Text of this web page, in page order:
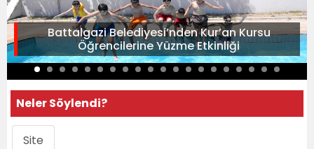
Battalgazi Belediyesi’nden Kur’an Kursu
Öğrencilerine Yüzme Etkinliği
Neler Söylendi?
Site